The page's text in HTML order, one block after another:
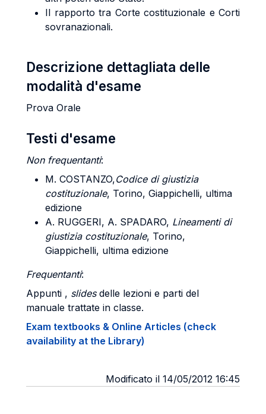
Il rapporto tra Corte costituzionale e Corti
sovranazionali.
Descrizione dettagliata delle
modalità d'esame
Prova Orale
Testi d'esame
Non frequentanti:
M. COSTANZO,Codice di giustizia
costituzionale, Torino, Giappichelli, ultima
edizione
A. RUGGERI, A. SPADARO, Lineamenti di
giustizia costituzionale, Torino,
Giappichelli, ultima edizione
Frequentanti:
Appunti , slidesdelle lezioni e parti del
manuale trattate in classe.
Exam textbooks & Online Articles (check
availability at the Library)
Modificato il 14/05/2012 16:45